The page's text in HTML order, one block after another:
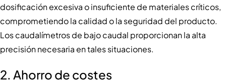
dosificación excesiva o insuficiente de materiales críticos,
comprometiendo la calidad o la seguridad del producto.
Los caudalímetros de bajo caudal proporcionan la alta
precisión necesaria en tales situaciones.
2. Ahorro de costes